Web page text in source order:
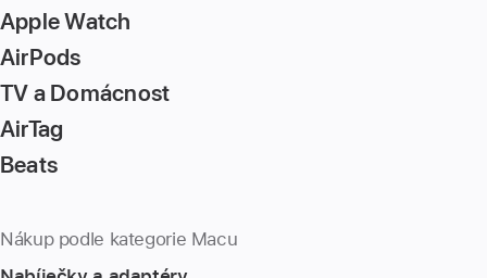
Apple Watch
AirPods
TV a Domácnost
AirTag
Beats
Nákup podle kategorie Macu